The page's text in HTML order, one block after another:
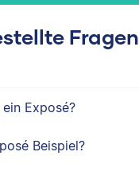
Fragen
Exposé?
Beispiel?